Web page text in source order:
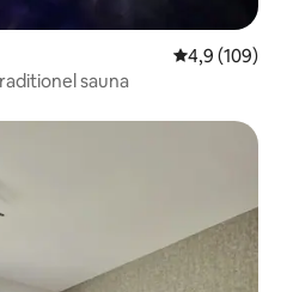
4,9 ud af 5 i
4,9 (109)
& traditionel sauna